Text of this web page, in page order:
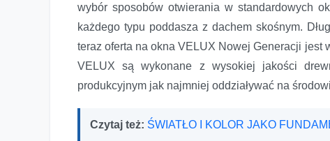
wybór sposobów otwierania w standardowych
każdego typu poddasza z dachem skośnym.
teraz oferta na okna VELUX Nowej Generacji jest
VELUX są wykonane z wysokiej jakości
produkcyjnym jak najmniej oddziaływać na
Czytaj też: ŚWIATŁO I KOLOR JAKO